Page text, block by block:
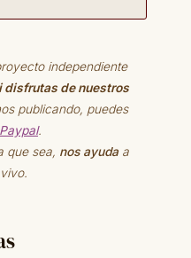
independiente
disfrutas de nuestros
publicando, puedes
Paypal.
que sea, nos ayudaa